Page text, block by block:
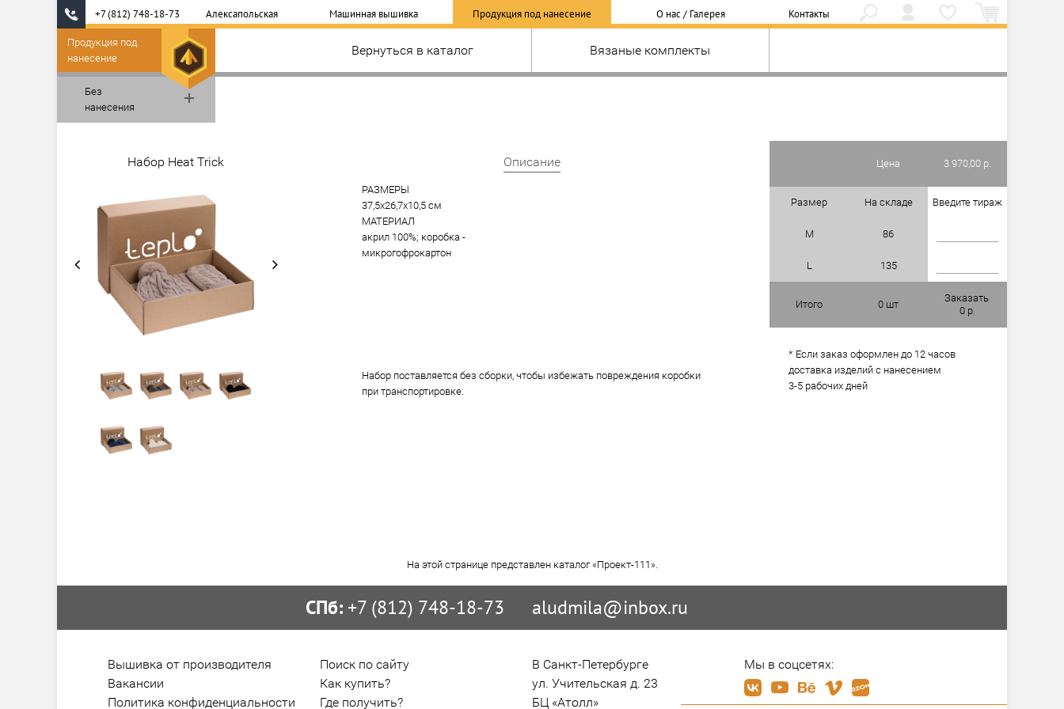
+7 (812) 748-18-73 Алексапольская Машинная вышивка Продукция под нанесение О нас / Галерея Контакты
Вернуться в каталог Вязаные комплекты
Продукция под
нанесение
Без
нанесения
Набор Heat Trick Цена 3 970,00 р.
Размер На складе Введите тираж
M 86
L 135
Итого 0 шт
Заказать
0 р.
* Если заказ оформлен до 12 часов
доставка изделий с нанесением
3-5 рабочих дней
Описание
РАЗМЕРЫ
37,5х26,7х10,5 см
МАТЕРИАЛ
акрил 100%; коробка -
микрогофрокартон
Набор поставляется без сборки, чтобы избежать повреждения коробки
при транспортировке.
На этой странице представлен каталог «Проект-111».
СПб: +7 (812) 748-18-73 aludmila@inbox.ru
Вышивка от производителя
Вакансии
Политика конфиденциальности
Поиск по сайту
Как купить?
Где получить?
В Санкт-Петербурге
ул. Учительская д. 23
БЦ «Атолл»
Мы в соцсетях: